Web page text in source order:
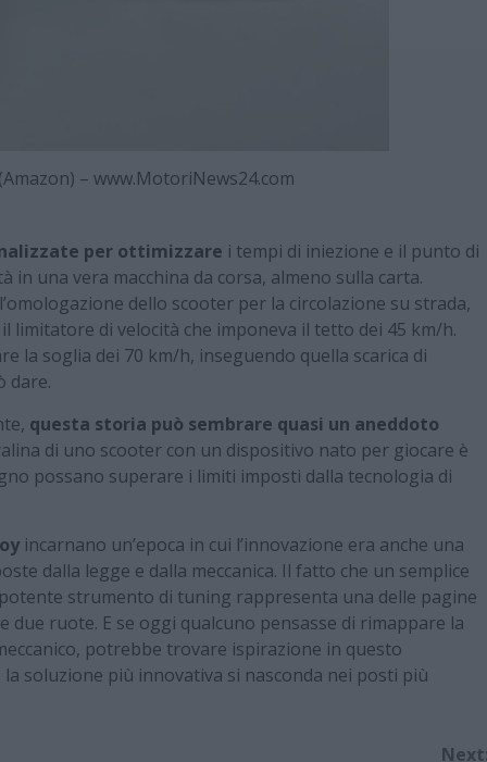
– www.MotoriNews24.com
per ottimizzare i tempi di iniezione e il punto di
una vera macchina da corsa, almeno sulla carta.
dello scooter per la circolazione su strada,
limitatore di velocità che imponeva il tetto dei 45 km/h.
la soglia dei 70 km/h, inseguendo quella scarica di
dare.
questa storia può sembrare quasi un aneddoto
di uno scooter con un dispositivo nato per giocare è
possano superare i limiti imposti dalla tecnologia di
incarnano un’epoca in cui l’innovazione era anche una
dalla legge e dalla meccanica. Il fatto che un semplice
strumento di tuning rappresenta una delle pagine
ruote. E se oggi qualcuno pensasse di rimappare la
potrebbe trovare ispirazione in questo
soluzione più innovativa si nasconda nei posti più